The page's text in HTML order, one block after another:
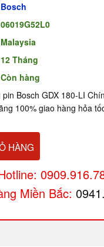
Bosch
06019G52L0
Malaysia
12 Tháng
Còn hàng
Bosch GDX 180-LI
100% giao hàng hỏa
HÀNG
Miền Bắc: